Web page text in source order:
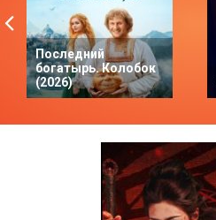
Последний
богатырь. Колобок
(2026)